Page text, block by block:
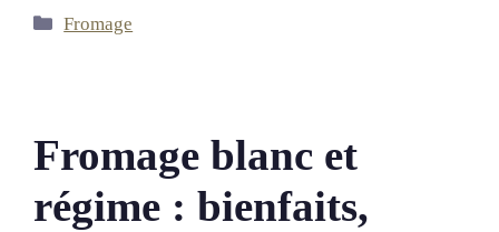
Catégories
Fromage
Fromage blanc et
régime : bienfaits,